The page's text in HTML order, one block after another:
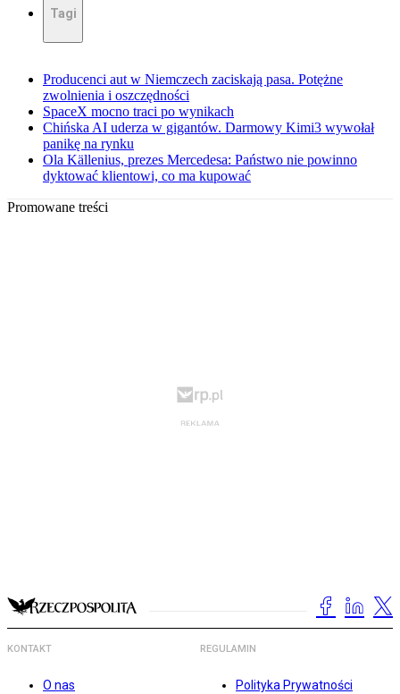
Tagi
Producenci aut w Niemczech zaciskają pasa. Potężne
zwolnienia i oszczędności
SpaceX mocno traci po wynikach
Chińska AI uderza w gigantów. Darmowy Kimi3 wywołał
panikę na rynku
Ola Källenius, prezes Mercedesa: Państwo nie powinno
dyktować klientowi, co ma kupować
Promowane treści
KONTAKT
O nas
REGULAMIN
Polityka Prywatności